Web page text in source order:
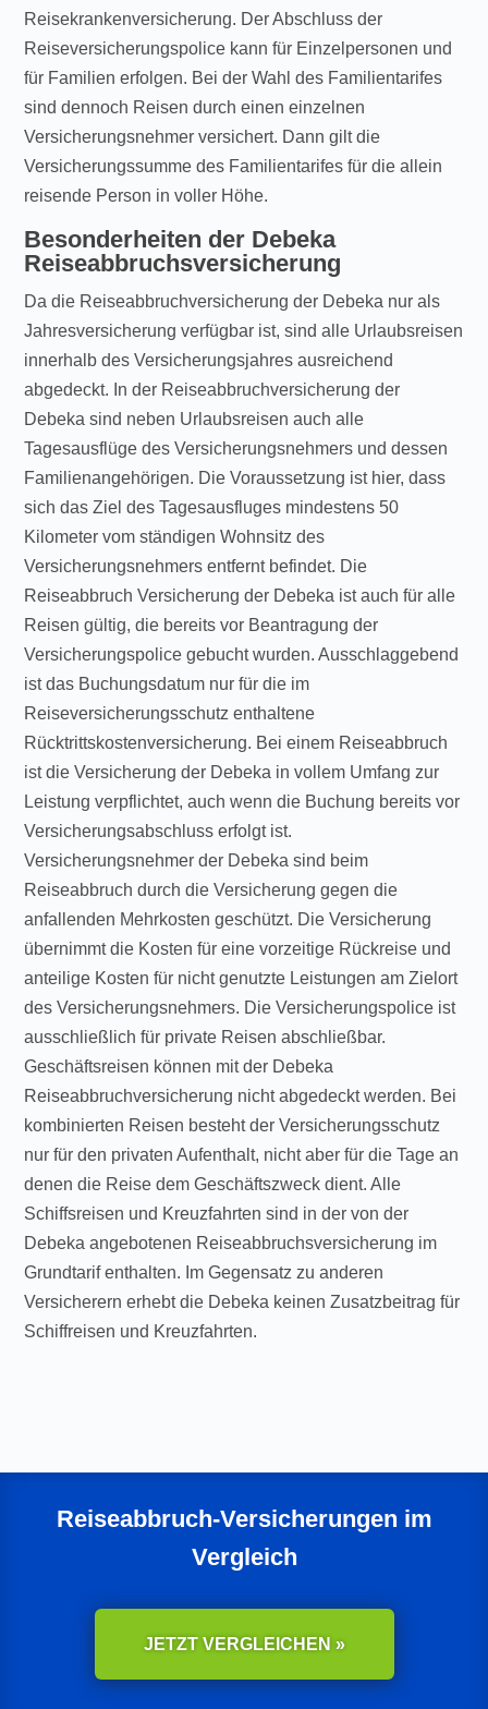
Reisekrankenversicherung. Der Abschluss der
Reiseversicherungspolice kann für Einzelpersonen und
für Familien erfolgen. Bei der Wahl des Familientarifes
sind dennoch Reisen durch einen einzelnen
Versicherungsnehmer versichert. Dann gilt die
Versicherungssumme des Familientarifes für die allein
reisende Person in voller Höhe.
Besonderheiten der Debeka
Reiseabbruchsversicherung
Da die Reiseabbruchversicherung der Debeka nur als
Jahresversicherung verfügbar ist, sind alle Urlaubsreisen
innerhalb des Versicherungsjahres ausreichend
abgedeckt. In der Reiseabbruchversicherung der
Debeka sind neben Urlaubsreisen auch alle
Tagesausflüge des Versicherungsnehmers und dessen
Familienangehörigen. Die Voraussetzung ist hier, dass
sich das Ziel des Tagesausfluges mindestens 50
Kilometer vom ständigen Wohnsitz des
Versicherungsnehmers entfernt befindet. Die
Reiseabbruch Versicherung der Debeka ist auch für alle
Reisen gültig, die bereits vor Beantragung der
Versicherungspolice gebucht wurden. Ausschlaggebend
ist das Buchungsdatum nur für die im
Reiseversicherungsschutz enthaltene
Rücktrittskostenversicherung. Bei einem Reiseabbruch
ist die Versicherung der Debeka in vollem Umfang zur
Leistung verpflichtet, auch wenn die Buchung bereits vor
Versicherungsabschluss erfolgt ist.
Versicherungsnehmer der Debeka sind beim
Reiseabbruch durch die Versicherung gegen die
anfallenden Mehrkosten geschützt. Die Versicherung
übernimmt die Kosten für eine vorzeitige Rückreise und
anteilige Kosten für nicht genutzte Leistungen am Zielort
des Versicherungsnehmers. Die Versicherungspolice ist
ausschließlich für private Reisen abschließbar.
Geschäftsreisen können mit der Debeka
Reiseabbruchversicherung nicht abgedeckt werden. Bei
kombinierten Reisen besteht der Versicherungsschutz
nur für den privaten Aufenthalt, nicht aber für die Tage an
denen die Reise dem Geschäftszweck dient. Alle
Schiffsreisen und Kreuzfahrten sind in der von der
Debeka angebotenen Reiseabbruchsversicherung im
Grundtarif enthalten. Im Gegensatz zu anderen
Versicherern erhebt die Debeka keinen Zusatzbeitrag für
Schiffreisen und Kreuzfahrten.
Reiseabbruch-Versicherungen im
Vergleich
JETZT VERGLEICHEN »